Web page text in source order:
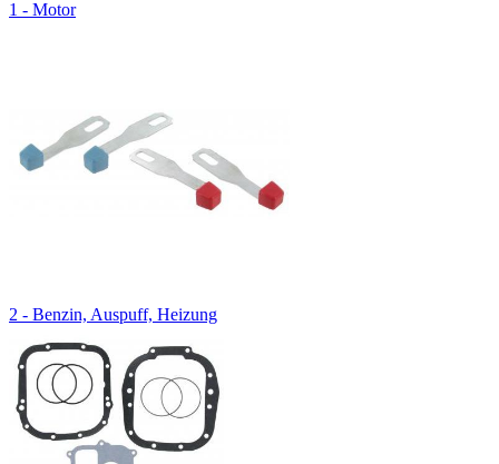
1 - Motor
2 - Benzin, Auspuff, Heizung